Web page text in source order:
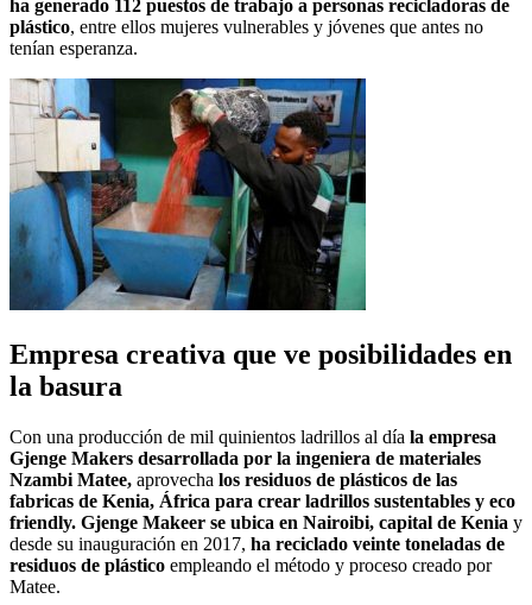
ha generado 112 puestos de trabajo a personas recicladoras de
plástico, entre ellos mujeres vulnerables y jóvenes que antes no
tenían esperanza.
Empresa creativa que ve posibilidades en
la basura
Con una producción de mil quinientos ladrillos al día la empresa
Gjenge Makers desarrollada por la ingeniera de materiales
Nzambi Matee, aprovecha los residuos de plásticos de las
fabricas de Kenia, África para crear ladrillos sustentables y eco
friendly. Gjenge Makeer se ubica en Nairoibi, capital de Kenia y
desde su inauguración en 2017, ha reciclado veinte toneladas de
residuos de plástico empleando el método y proceso creado por
Matee.